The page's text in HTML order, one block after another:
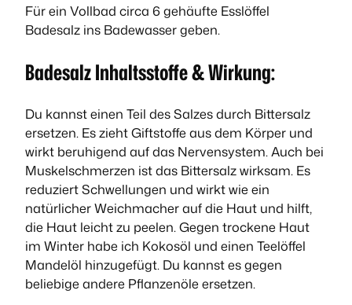
Für ein Vollbad circa 6 gehäufte Esslöffel
Badesalz ins Badewasser geben.
Badesalz Inhaltsstoffe & Wirkung:
Du kannst einen Teil des Salzes durch Bittersalz
ersetzen. Es zieht Giftstoffe aus dem Körper und
wirkt beruhigend auf das Nervensystem. Auch bei
Muskelschmerzen ist das Bittersalz wirksam. Es
reduziert Schwellungen und wirkt wie ein
natürlicher Weichmacher auf die Haut und hilft,
die Haut leicht zu peelen. Gegen trockene Haut
im Winter habe ich Kokosöl und einen Teelöffel
Mandelöl hinzugefügt. Du kannst es gegen
beliebige andere Pflanzenöle ersetzen.